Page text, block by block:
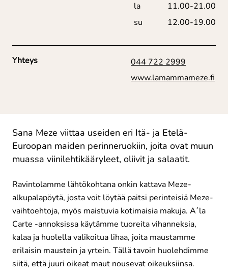
la
11.00-21.00
su
12.00-19.00
Yhteys
044 722 2999
www.lamammameze.fi
Sana Meze viittaa useiden eri Itä- ja Etelä-
Euroopan maiden perinneruokiin, joita ovat muun
muassa viinilehtikääryleet, oliivit ja salaatit.
Ravintolamme lähtökohtana onkin kattava Meze-
alkupalapöytä, josta voit löytää paitsi perinteisiä Meze-
vaihtoehtoja, myös maistuvia kotimaisia makuja. A´la
Carte -annoksissa käytämme tuoreita vihanneksia,
kalaa ja huolella valikoitua lihaa, joita maustamme
erilaisin maustein ja yrtein. Tällä tavoin huolehdimme
siitä, että juuri oikeat maut nousevat oikeuksiinsa.